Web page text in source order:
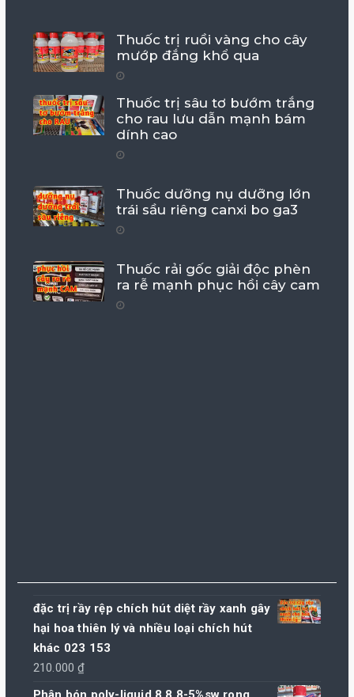
Thuốc trị ruồi vàng cho cây
mướp đắng khổ qua
Thuốc trị sâu tơ bướm trắng
cho rau lưu dẫn mạnh bám
dính cao
Thuốc dưỡng nụ dưỡng lớn
trái sầu riêng canxi bo ga3
Thuốc rải gốc giải độc phèn
ra rễ mạnh phục hồi cây cam
đặc trị rầy rệp chích hút diệt rầy xanh gây
hại hoa thiên lý và nhiều loại chích hút
khác 023 153
210.000₫